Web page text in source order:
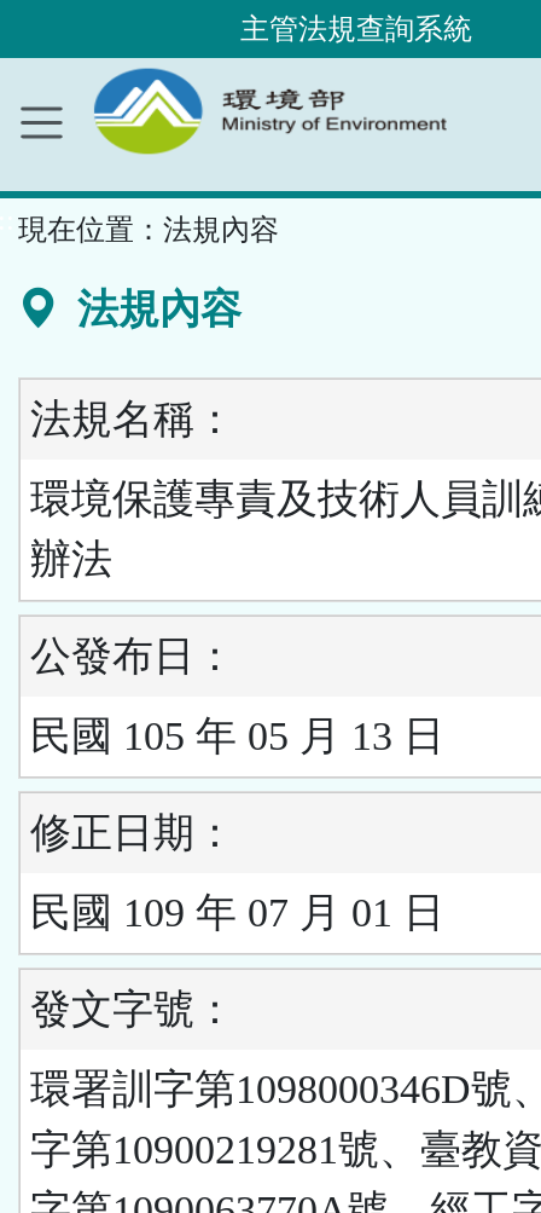
內
容
主管法規查詢系統
現在位置： 法規內容
法規內容
法規名稱：
環境保護專責及技術人員訓
辦法
公發布日：
民國 105 年 05 月 13 日
修正日期：
民國 109 年 07 月 01 日
發文字號：
環署訓字第1098000346D號
字第10900219281號、臺教